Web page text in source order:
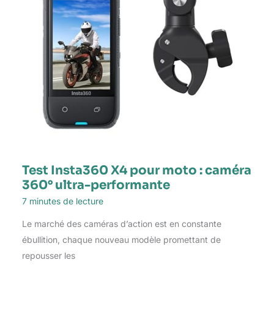
Test Insta360 X4 pour moto : caméra
360° ultra-performante
7 minutes de lecture
Le marché des caméras d’action est en constante
ébullition, chaque nouveau modèle promettant de
repousser les